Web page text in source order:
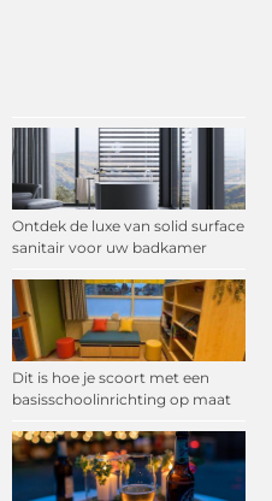
Ontdek de luxe van solid surface
sanitair voor uw badkamer
Dit is hoe je scoort met een
basisschoolinrichting op maat